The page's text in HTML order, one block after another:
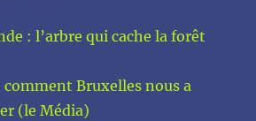
: l’arbre qui cache la forêt
comment Bruxelles nous a
(le Média)